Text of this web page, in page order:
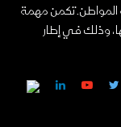
تكمن مهمة
وذلك في إطار